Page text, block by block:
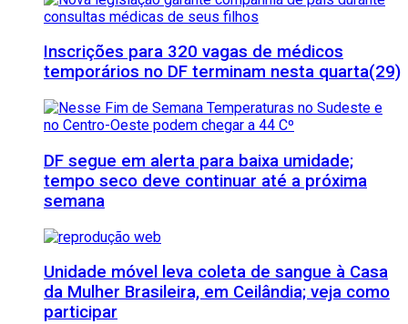
Inscrições para 320 vagas de médicos
temporários no DF terminam nesta quarta(29)
DF segue em alerta para baixa umidade;
tempo seco deve continuar até a próxima
semana
Unidade móvel leva coleta de sangue à Casa
da Mulher Brasileira, em Ceilândia; veja como
participar